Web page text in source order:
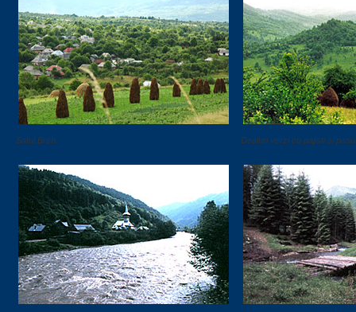
Satul Breb. Dealuri verzi cu pajisti si